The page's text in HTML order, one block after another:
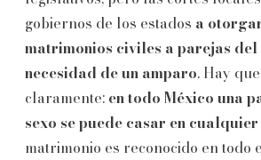
gobiernos de los estados a
matrimonios civiles a parejas del
necesidad de un amparo. Hay
claramente: en todo México una
sexo se puede casar en
matrimonio es reconocido en todo